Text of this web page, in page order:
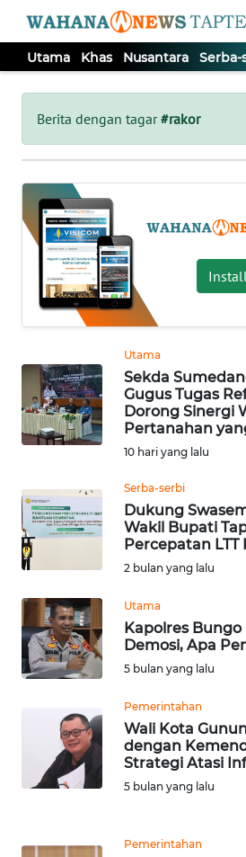
Utama Khas Nusantara Serba-
Berita dengan tagar#rakor
Utama
Sekda
Gugus Tugas
Dorong Sinergi
Pertanahan
10 hari yang lalu
Serba-serbi
Dukung
Wakil Bupati
Percepatan LTT
2 bulan yang lalu
Utama
Kapolres
Demosi, Apa
5 bulan yang lalu
Pemerintahan
Wali Kota
dengan
Strategi Atasi
5 bulan yang lalu
Pemerintahan
Tutup
UTAMA
KHAS
NUSANTARA
SERBA-
SERBI
OPINI
Informasi
BERITA
KONTAK
KAMI
INFO
IKLAN
TENTANG
PEDOMAN
MEDIA
SIBER